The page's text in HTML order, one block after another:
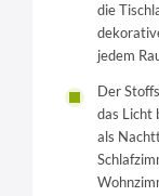
die
jedem
Der
das Licht
als